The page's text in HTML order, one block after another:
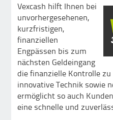
Vexcash hilft Ihnen bei
unvorhergesehenen,
kurzfristigen,
finanziellen
Engpässen bis zum
nächsten Geldeingang
die finanzielle Kontrolle
innovative Technik sowie
ermöglicht so auch
eine schnelle und